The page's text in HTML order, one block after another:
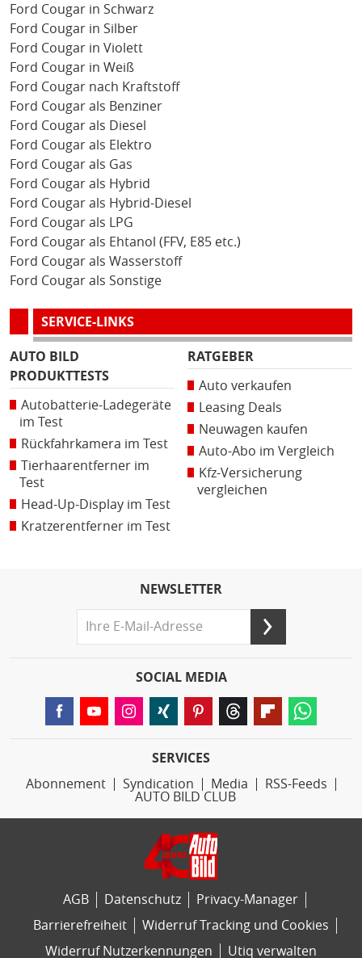
Ford Cougar in Schwarz
Ford Cougar in Silber
Ford Cougar in Violett
Ford Cougar in Weiß
Ford Cougar nach Kraftstoff
Ford Cougar als Benziner
Ford Cougar als Diesel
Ford Cougar als Elektro
Ford Cougar als Gas
Ford Cougar als Hybrid
Ford Cougar als Hybrid-Diesel
Ford Cougar als LPG
Ford Cougar als Ehtanol (FFV, E85 etc.)
Ford Cougar als Wasserstoff
Ford Cougar als Sonstige
SERVICE-LINKS
AUTO BILD
PRODUKTTESTS
Autobatterie-Ladegeräte
im Test
Rückfahrkamera im Test
Tierhaarentferner im
Test
Head-Up-Display im Test
Kratzerentferner im Test
RATGEBER
Auto verkaufen
Leasing Deals
Neuwagen kaufen
Auto-Abo im Vergleich
Kfz-Versicherung
vergleichen
NEWSLETTER
SOCIAL MEDIA
SERVICES
Abonnement
Syndication Media
RSS-Feeds
AUTO BILD CLUB
AGB Datenschutz
Privacy-Manager
Barrierefreiheit
Widerruf Tracking und Cookies
Widerruf Nutzerkennungen
Utiq verwalten